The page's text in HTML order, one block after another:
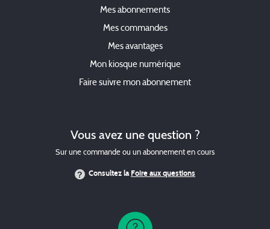
Mes abonnements
Mes commandes
Mes avantages
Mon kiosque numérique
Faire suivre mon abonnement
Vous avez une question ?
Sur une commande ou un abonnement en cours
Consultez laFoire aux questions